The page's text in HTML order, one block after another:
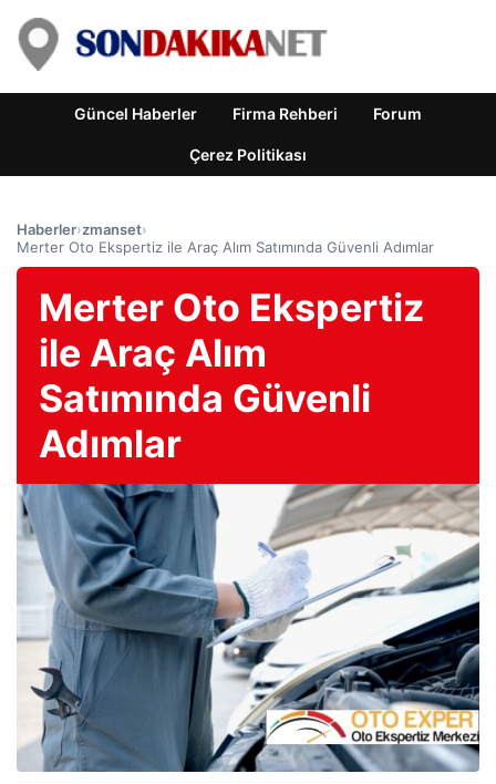
Güncel Haberler Firma Rehberi Forum
Çerez Politikası
Haberler›zmanset›
Merter Oto Ekspertiz ile Araç Alım Satımında Güvenli Adımlar
Merter Oto Ekspertiz
ile Araç Alım
Satımında Güvenli
Adımlar